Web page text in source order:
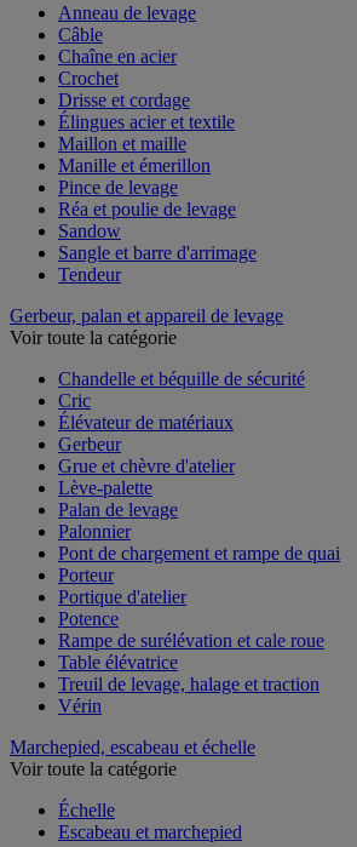
Anneau de levage
Câble
Chaîne en acier
Crochet
Drisse et cordage
Élingues acier et textile
Maillon et maille
Manille et émerillon
Pince de levage
Réa et poulie de levage
Sandow
Sangle et barre d'arrimage
Tendeur
Gerbeur, palan et appareil de levage
Voir toute la catégorie
Chandelle et béquille de sécurité
Cric
Élévateur de matériaux
Gerbeur
Grue et chèvre d'atelier
Lève-palette
Palan de levage
Palonnier
Pont de chargement et rampe de quai
Porteur
Portique d'atelier
Potence
Rampe de surélévation et cale roue
Table élévatrice
Treuil de levage, halage et traction
Vérin
Marchepied, escabeau et échelle
Voir toute la catégorie
Échelle
Escabeau et marchepied